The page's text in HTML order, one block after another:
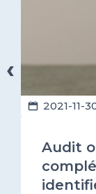
2021-11-
Audit
‹